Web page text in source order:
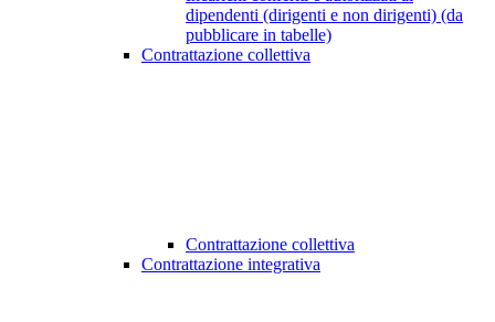
dipendenti (dirigenti e non dirigenti) (da
pubblicare in tabelle)
Contrattazione collettiva
Contrattazione collettiva
Contrattazione integrativa